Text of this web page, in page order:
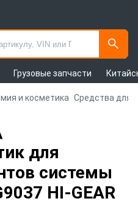
Грузовые запчасти
и косметика Средства для
для
системы
HI-GEAR